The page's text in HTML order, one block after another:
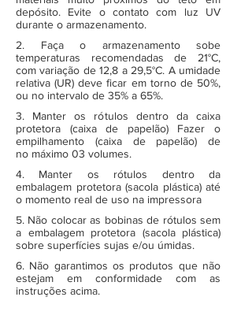
depósito. Evite o contato com luz UV
durante o armazenamento.
2. Faça o armazenamento sobe
temperaturas recomendadas de 21°C,
com variação de 12,8 a 29,5°C. A umidade
relativa (UR) deve ficar em torno de 50%,
ou no intervalo de 35% a 65%.
3. Manter os rótulos dentro da caixa
protetora (caixa de papelão) Fazer o
empilhamento (caixa de papelão) de
no máximo 03 volumes.
4. Manter os rótulos dentro da
embalagem protetora (sacola plástica) até
o momento real de uso na impressora
5. Não colocar as bobinas de rótulos sem
a embalagem protetora (sacola plástica)
sobre superfícies sujas e/ou úmidas.
6. Não garantimos os produtos que não
estejam em conformidade com as
instruções acima.